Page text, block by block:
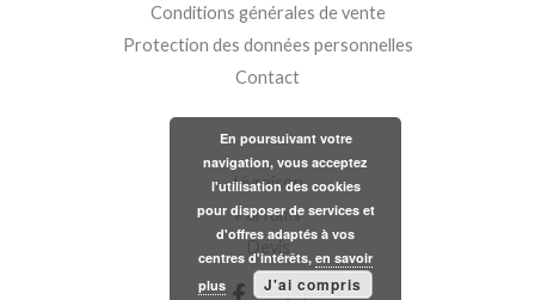
Conditions générales de vente
Protection des données personnelles
Contact
Livraison
Parfums
En poursuivant votre
navigation, vous acceptez
l'utilisation des cookies
pour disposer de services et
d'offres adaptés à vos
centres d'intérêts, en savoir
plus
J'ai compris